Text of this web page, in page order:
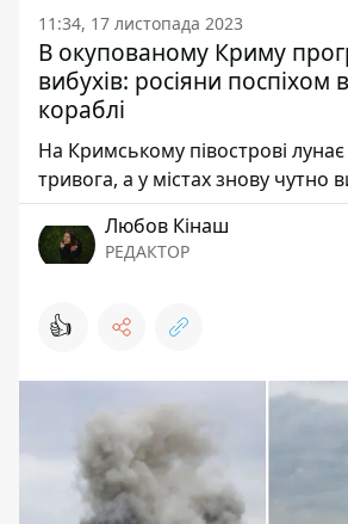
11:34, 17 листопада 2023
В окупованому Криму
вибухів: росіяни поспіхом
кораблі
На Кримському півострові
тривога, а у містах знову чутно
Любов Кінаш
РЕДАКТОР
👍